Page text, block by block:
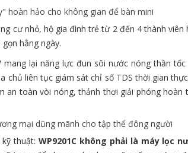
hoàn hảo cho không gian để bàn mini
cư nhỏ, hộ gia đình trẻ từ 2 đến 4 thành viên
hằng ngày.
mang lại năng lực đun sôi nước nóng thần
chủ liên tục giám sát chỉ số TDS thời gian
an toàn vòi nóng, thảnh thơi giải phóng
mại dũng mãnh cho tập thể đông người
thuật: WP9201C không phải là máy lọc